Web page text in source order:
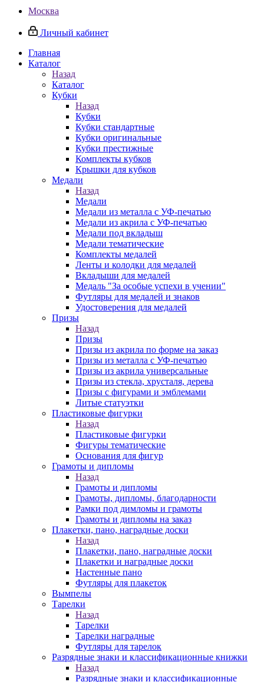
Москва
Личный кабинет
Главная
Каталог
Назад
Каталог
Кубки
Назад
Кубки
Кубки стандартные
Кубки оригинальные
Кубки престижные
Комплекты кубков
Крышки для кубков
Медали
Назад
Медали
Медали из металла с УФ-печатью
Медали из акрила с УФ-печатью
Медали под вкладыш
Медали тематические
Комплекты медалей
Ленты и колодки для медалей
Вкладыши для медалей
Медаль "За особые успехи в учении"
Футляры для медалей и знаков
Удостоверения для медалей
Призы
Назад
Призы
Призы из акрила по форме на заказ
Призы из металла с УФ-печатью
Призы из акрила универсальные
Призы из стекла, хрусталя, дерева
Призы с фигурами и эмблемами
Литые статуэтки
Пластиковые фигурки
Назад
Пластиковые фигурки
Фигуры тематические
Основания для фигур
Грамоты и дипломы
Назад
Грамоты и дипломы
Грамоты, дипломы, благодарности
Рамки под димломы и грамоты
Грамоты и дипломы на заказ
Плакетки, пано, наградные доски
Назад
Плакетки, пано, наградные доски
Плакетки и наградные доски
Настенные пано
Футляры для плакеток
Вымпелы
Тарелки
Назад
Тарелки
Тарелки наградные
Футляры для тарелок
Разрядные знаки и классификационные книжки
Назад
Разрядные знаки и классификационные